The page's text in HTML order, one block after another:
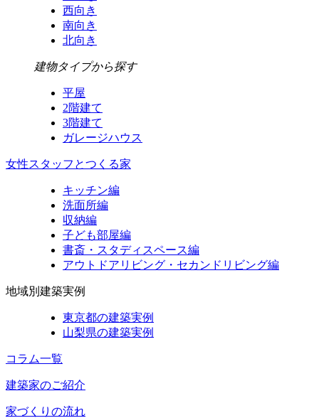
西向き
南向き
北向き
建物タイプから探す
平屋
2階建て
3階建て
ガレージハウス
女性スタッフとつくる家
キッチン編
洗面所編
収納編
子ども部屋編
書斎・スタディスペース編
アウトドアリビング・セカンドリビング編
地域別建築実例
東京都の建築実例
山梨県の建築実例
コラム一覧
建築家のご紹介
家づくりの流れ